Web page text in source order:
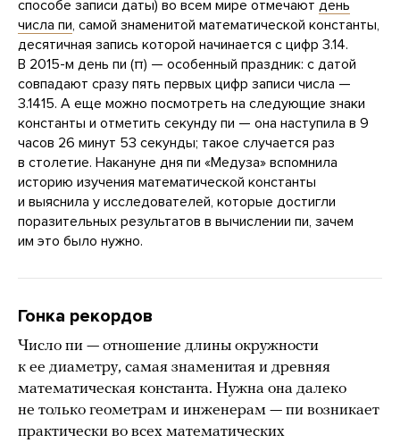
способе записи даты) во всем мире отмечают день
числа пи, самой знаменитой математической константы,
десятичная запись которой начинается с цифр 3.14.
В 2015-м день пи (π) — особенный праздник: с датой
совпадают сразу пять первых цифр записи числа —
3.1415. А еще можно посмотреть на следующие знаки
константы и отметить секунду пи — она наступила в 9
часов 26 минут 53 секунды; такое случается раз
в столетие. Накануне дня пи «Медуза» вспомнила
историю изучения математической константы
и выяснила у исследователей, которые достигли
поразительных результатов в вычислении пи, зачем
им это было нужно.
Гонка рекордов
Число пи — отношение длины окружности
к ее диаметру, самая знаменитая и древняя
математическая константа. Нужна она далеко
не только геометрам и инженерам — пи возникает
практически во всех математических